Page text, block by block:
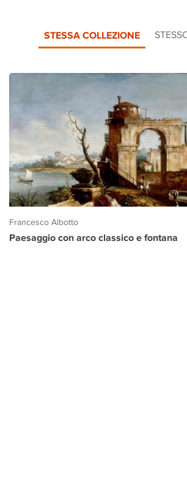
STESSA COLLEZIONE
Francesco Albotto
Paesaggio con arco classico e fontana